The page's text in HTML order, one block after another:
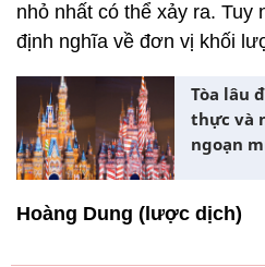
nhỏ nhất có thể xảy ra. Tuy
định nghĩa về đơn vị khối
Tòa lâu
thực và
ngoạn
Hoàng Dung (lược dịch)